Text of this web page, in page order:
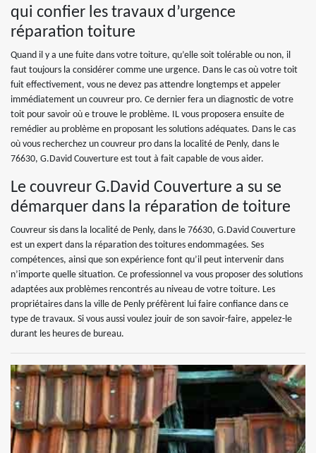
qui confier les travaux d’urgence
réparation toiture
Quand il y a une fuite dans votre toiture, qu’elle soit tolérable ou non, il
faut toujours la considérer comme une urgence. Dans le cas où votre toit
fuit effectivement, vous ne devez pas attendre longtemps et appeler
immédiatement un couvreur pro. Ce dernier fera un diagnostic de votre
toit pour savoir où e trouve le problème. IL vous proposera ensuite de
remédier au problème en proposant les solutions adéquates. Dans le cas
où vous recherchez un couvreur pro dans la localité de Penly, dans le
76630, G.David Couverture est tout à fait capable de vous aider.
Le couvreur G.David Couverture a su se
démarquer dans la réparation de toiture
Couvreur sis dans la localité de Penly, dans le 76630, G.David Couverture
est un expert dans la réparation des toitures endommagées. Ses
compétences, ainsi que son expérience font qu’il peut intervenir dans
n’importe quelle situation. Ce professionnel va vous proposer des solutions
adaptées aux problèmes rencontrés au niveau de votre toiture. Les
propriétaires dans la ville de Penly préfèrent lui faire confiance dans ce
type de travaux. Si vous aussi voulez jouir de son savoir-faire, appelez-le
durant les heures de bureau.